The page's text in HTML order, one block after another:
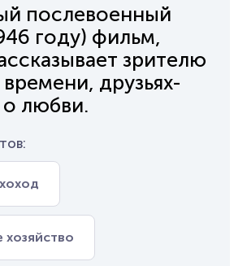
послевоенный
году) фильм,
зрителю
друзьях-
о любви.
хозяйство